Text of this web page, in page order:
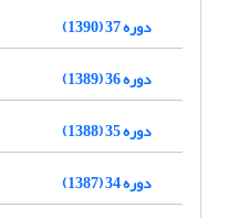
دوره 37 (1390)
دوره 36 (1389)
دوره 35 (1388)
دوره 34 (1387)